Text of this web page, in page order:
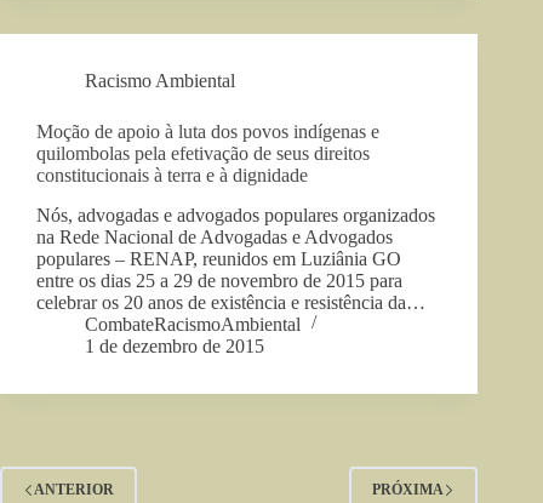
Racismo Ambiental
Moção de apoio à luta dos povos indígenas e
quilombolas pela efetivação de seus direitos
constitucionais à terra e à dignidade
Nós, advogadas e advogados populares organizados
na Rede Nacional de Advogadas e Advogados
populares – RENAP, reunidos em Luziânia GO
entre os dias 25 a 29 de novembro de 2015 para
celebrar os 20 anos de existência e resistência da…
CombateRacismoAmbiental
1 de dezembro de 2015
ANTERIOR PRÓXIMA